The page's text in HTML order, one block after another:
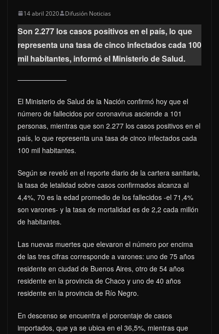
14 abril 2020 Difusión Noticias
Son 2.277 los casos positivos en el país, lo que
representa una tasa de cinco infectados cada 100
mil habitantes, informó el Ministerio de Salud.
El Ministerio de Salud de la Nación confirmó hoy que el
número de fallecidos por coronavirus asciende a 101
personas, mientras que son 2.277 los casos positivos en el
país, lo que representa una tasa de cinco infectados cada
100 mil habitantes.
Según se reveló en el reporte diario de la cartera sanitaria,
la tasa de letalidad sobre casos confirmados alcanza al
4,4%, 70 es la edad promedio de los fallecidos -el 71,4%
son varones- y la tasa de mortalidad es de 2,2 cada millón
de habitantes.
Las nuevas muertes que elevaron el número por encima
de las tres cifras corresponde a varones: uno de 75 años
residente en ciudad de Buenos Aires, otro de 54 años
residente en la provincia de Chaco y uno de 40 años
residente en la provincia de Río Negro.
En descenso se encuentra el porcentaje de casos
importados, que ya se ubica en el 36,5%, mientras que